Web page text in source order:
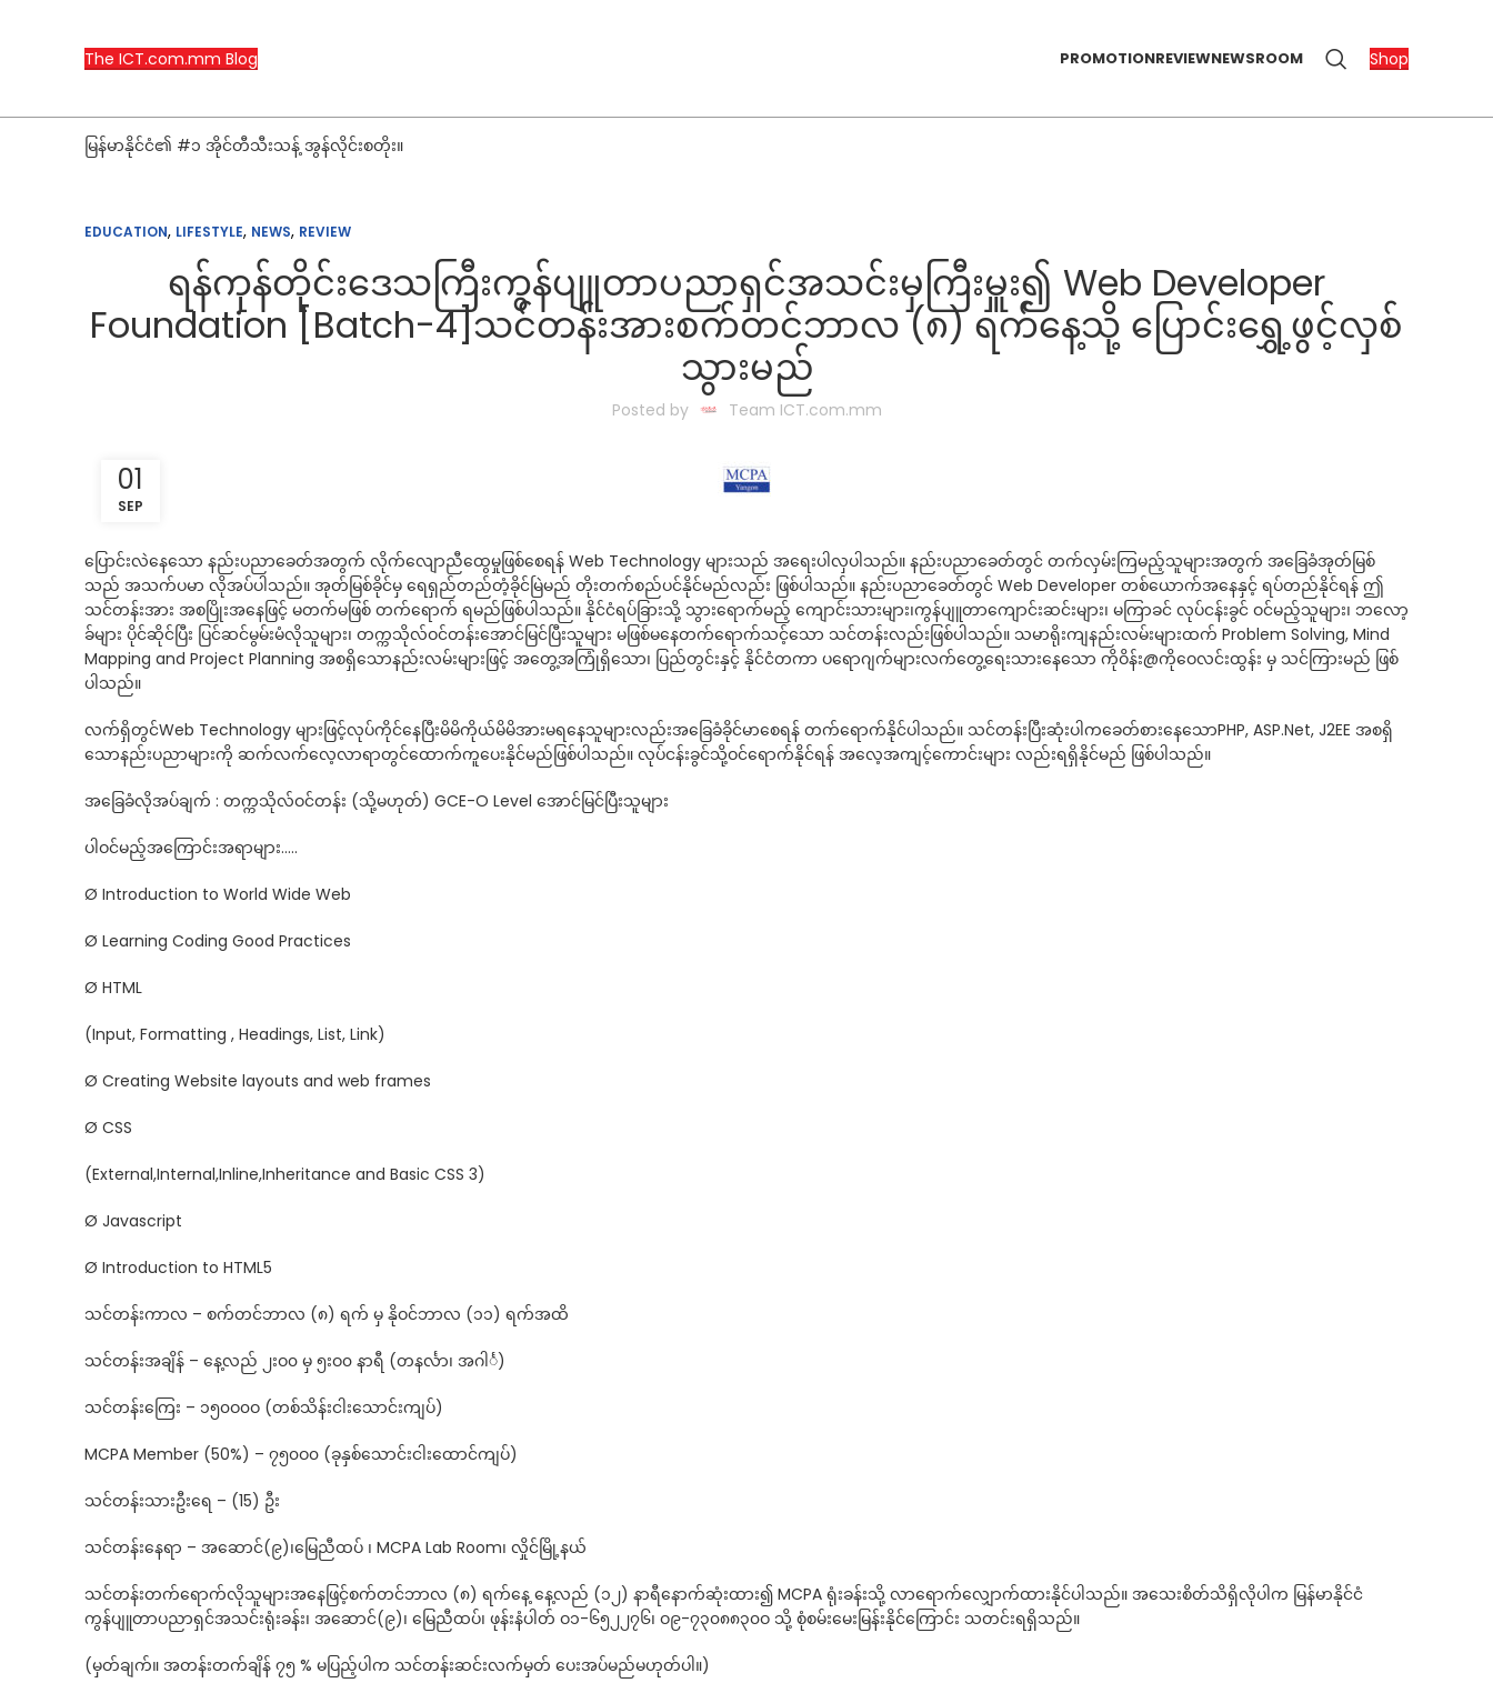
The ICT.com.mm Blog PROMOTIONREVIEWNEWSROOM Shop
မြန်မာနိုင်ငံ၏ #၁ အိုင်တီသီးသန့် အွန်လိုင်းစတိုး။
EDUCATION, LIFESTYLE, NEWS, REVIEW
ရန်ကုန်တိုင်းဒေသကြီးကွန်ပျူတာပညာရှင်အသင်းမှကြီးမှူး၍ Web Developer
Foundation [Batch-4]သင်တန်းအားစက်တင်ဘာလ (၈) ရက်နေ့သို့ ပြောင်းရွှေ့ဖွင့်လှစ်
သွားမည်
Posted by Team ICT.com.mm
01
SEP
ပြောင်းလဲနေသော နည်းပညာခေတ်အတွက် လိုက်လျောညီထွေမှုဖြစ်စေရန် Web Technology များသည် အရေးပါလှပါသည်။ နည်းပညာခေတ်တွင် တက်လှမ်းကြမည့်သူများအတွက် အခြေခံအုတ်မြစ်
သည် အသက်ပမာ လိုအပ်ပါသည်။ အုတ်မြစ်ခိုင်မှ ရေရှည်တည်တံ့ခိုင်မြဲမည် တိုးတက်စည်ပင်နိုင်မည်လည်း ဖြစ်ပါသည်။ နည်းပညာခေတ်တွင် Web Developer တစ်ယောက်အနေနှင့် ရပ်တည်နိုင်ရန် ဤ
သင်တန်းအား အစပြိုးအနေဖြင့် မတက်မဖြစ် တက်ရောက် ရမည်ဖြစ်ပါသည်။ နိုင်ငံရပ်ခြားသို့ သွားရောက်မည့် ကျောင်းသားများ၊ကွန်ပျူတာကျောင်းဆင်းများ၊ မကြာခင် လုပ်ငန်းခွင် ဝင်မည့်သူများ၊ ဘလော့
ခ်များ ပိုင်ဆိုင်ပြီး ပြင်ဆင်မွမ်းမံလိုသူများ၊ တက္ကသိုလ်ဝင်တန်းအောင်မြင်ပြီးသူများ မဖြစ်မနေတက်ရောက်သင့်သော သင်တန်းလည်းဖြစ်ပါသည်။ သမာရိုးကျနည်းလမ်းများထက် Problem Solving, Mind
Mapping and Project Planning အစရှိသောနည်းလမ်းများဖြင့် အတွေ့အကြုံရှိသော၊ ပြည်တွင်းနှင့် နိုင်ငံတကာ ပရောဂျက်များလက်တွေ့ရေးသားနေသော ကိုဝိန်း@ကိုဝေလင်းထွန်း မှ သင်ကြားမည် ဖြစ်
ပါသည်။
လက်ရှိတွင်Web Technology များဖြင့်လုပ်ကိုင်နေပြီးမိမိကိုယ်မိမိအားမရနေသူများလည်းအခြေခံခိုင်မာစေရန် တက်ရောက်နိုင်ပါသည်။ သင်တန်းပြီးဆုံးပါကခေတ်စားနေသောPHP, ASP.Net, J2EE အစရှိ
သောနည်းပညာများကို ဆက်လက်လေ့လာရာတွင်ထောက်ကူပေးနိုင်မည်ဖြစ်ပါသည်။ လုပ်ငန်းခွင်သို့ဝင်ရောက်နိုင်ရန် အလေ့အကျင့်ကောင်းများ လည်းရရှိနိုင်မည် ဖြစ်ပါသည်။
အခြေခံလိုအပ်ချက် : တက္ကသိုလ်ဝင်တန်း (သို့မဟုတ်) GCE-O Level အောင်မြင်ပြီးသူများ
ပါဝင်မည့်အကြောင်းအရာများ…..
Ø Introduction to World Wide Web
Ø Learning Coding Good Practices
Ø HTML
(Input, Formatting , Headings, List, Link)
Ø Creating Website layouts and web frames
Ø CSS
(External,Internal,Inline,Inheritance and Basic CSS 3)
Ø Javascript
Ø Introduction to HTML5
သင်တန်းကာလ – စက်တင်ဘာလ (၈) ရက် မှ နိုဝင်ဘာလ (၁၁) ရက်အထိ
သင်တန်းအချိန် – နေ့လည် ၂းဝ၀ မှ ၅းဝ၀ နာရီ (တနင်္လာ၊ အဂါင်္)
သင်တန်းကြေး – ၁၅၀ဝ၀ဝ (တစ်သိန်းငါးသောင်းကျပ်)
MCPA Member (50%) – ၇၅၀ဝ၀ (ခုနှစ်သောင်းငါးထောင်ကျပ်)
သင်တန်းသားဦးရေ – (15) ဦး
သင်တန်းနေရာ – အဆောင်(၉)၊မြေညီထပ် ၊ MCPA Lab Room၊ လှိုင်မြို့နယ်
သင်တန်းတက်ရောက်လိုသူများအနေဖြင့်စက်တင်ဘာလ (၈) ရက်နေ့ နေ့လည် (၁၂) နာရီနောက်ဆုံးထား၍ MCPA ရုံးခန်းသို့ လာရောက်လျှောက်ထားနိုင်ပါသည်။ အသေးစိတ်သိရှိလိုပါက မြန်မာနိုင်ငံ
ကွန်ပျူတာပညာရှင်အသင်းရုံးခန်း၊ အဆောင်(၉)၊ မြေညီထပ်၊ ဖုန်းနံပါတ် ဝ၁-၆၅၂၂၇၆၊ ဝ၉-၇၃၀၈၈၃၀ဝ သို့ စုံစမ်းမေးမြန်းနိုင်ကြောင်း သတင်းရရှိသည်။
(မှတ်ချက်။ အတန်းတက်ချိန် ၇၅ % မပြည့်ပါက သင်တန်းဆင်းလက်မှတ် ပေးအပ်မည်မဟုတ်ပါ။)